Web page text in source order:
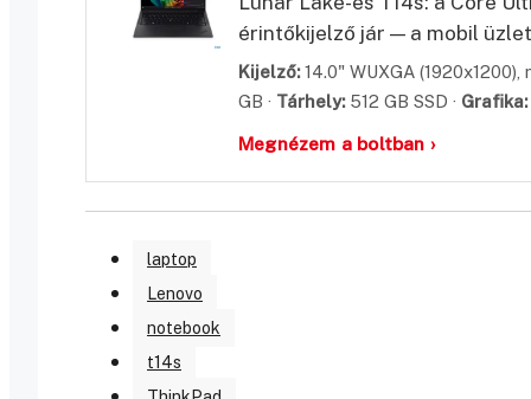
érintőkijelző jár — a mobil
Kijelző:14.0" WUXGA (1920x1200),
GB · Tárhely:512 GB SSD · Grafika:
Megnézem a boltban ›
laptop
Lenovo
notebook
t14s